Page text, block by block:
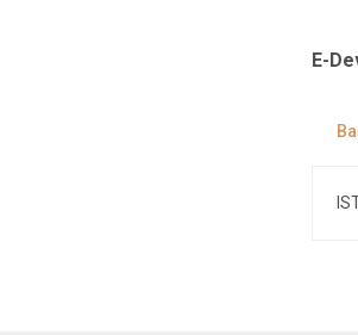
E-